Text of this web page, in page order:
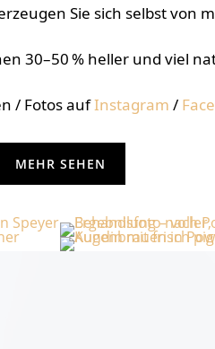
Sie sich selbst von
30–50 % heller und viel
/ Fotos aufInstagram /
MEHR SEHEN